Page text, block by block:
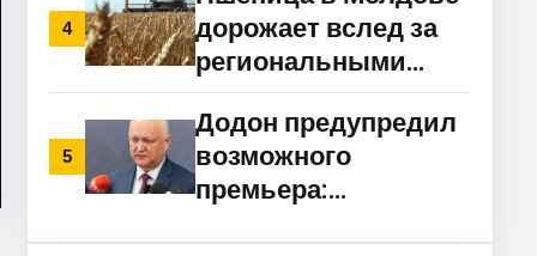
4
дорожает вслед за
региональными
рынками
5
Додон предупредил
возможного
премьера: